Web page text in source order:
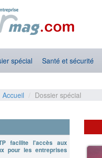
spécial Santé et sécurité
Accueil Dossier spécial
facilite l'accès aux
pour les entreprises